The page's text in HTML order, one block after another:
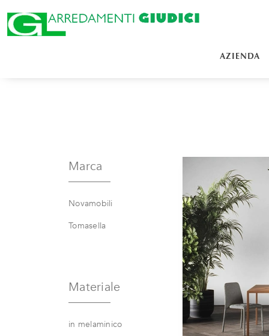
AZIENDA
Marca
Novamobili
Tomasella
Materiale
in melaminico